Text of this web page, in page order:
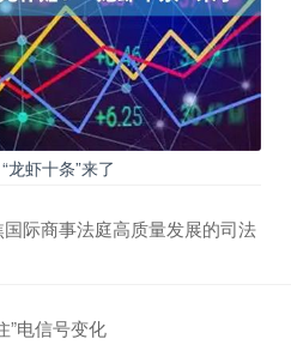
虾十条”来了
际商事法庭高质量发展的司法
”电信号变化